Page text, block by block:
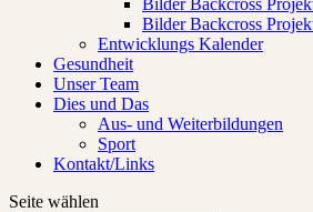
Bilder Backcross
Bilder Backcross
Entwicklungs Kalender
Gesundheit
Unser Team
Dies und Das
Aus- und Weiterbildungen
Sport
Kontakt/Links
Seite wählen